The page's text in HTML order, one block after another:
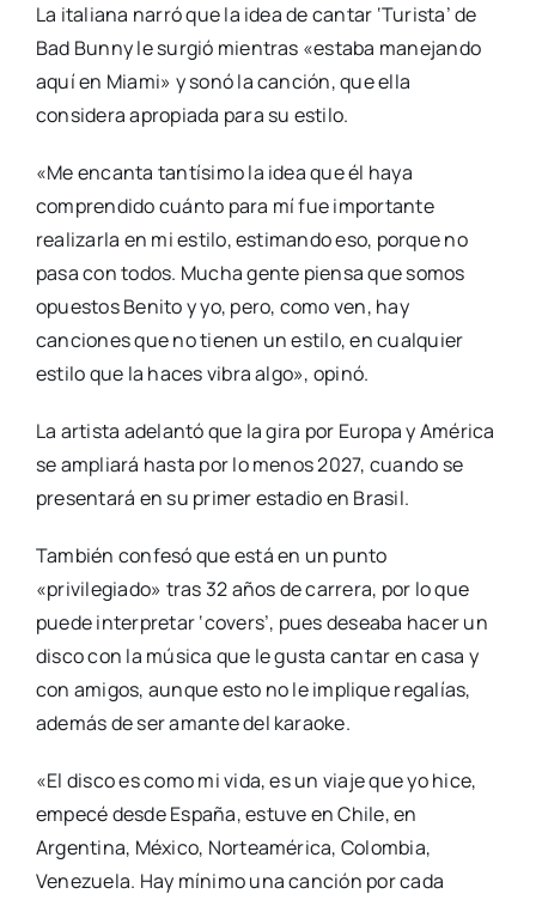
La italiana narró que la idea de cantar ‘Turista’ de
Bad Bunny le surgió mientras «estaba manejando
aquí en Miami» y sonó la canción, que ella
considera apropiada para su estilo.
«Me encanta tantísimo la idea que él haya
comprendido cuánto para mí fue importante
realizarla en mi estilo, estimando eso, porque no
pasa con todos. Mucha gente piensa que somos
opuestos Benito y yo, pero, como ven, hay
canciones que no tienen un estilo, en cualquier
estilo que la haces vibra algo», opinó.
La artista adelantó que la gira por Europa y América
se ampliará hasta por lo menos 2027, cuando se
presentará en su primer estadio en Brasil.
También confesó que está en un punto
«privilegiado» tras 32 años de carrera, por lo que
puede interpretar ‘covers’, pues deseaba hacer un
disco con la música que le gusta cantar en casa y
con amigos, aunque esto no le implique regalías,
además de ser amante del karaoke.
«El disco es como mi vida, es un viaje que yo hice,
empecé desde España, estuve en Chile, en
Argentina, México, Norteamérica, Colombia,
Venezuela. Hay mínimo una canción por cada